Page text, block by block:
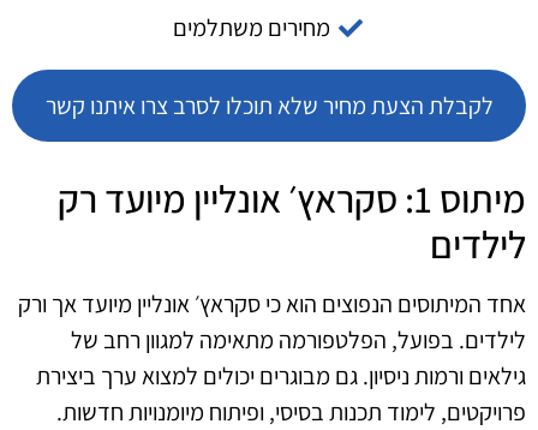
מחירים משתלמים
לקבלת הצעת מחיר שלא תוכלו לסרב צרו איתנו קשר
מיתוס 1: סקראץ׳ אונליין מיועד רק
לילדים
אחד המיתוסים הנפוצים הוא כי סקראץ׳ אונליין מיועד אך ורק
לילדים. בפועל, הפלטפורמה מתאימה למגוון רחב של
גילאים ורמות ניסיון. גם מבוגרים יכולים למצוא ערך ביצירת
פרויקטים, לימוד תכנות בסיסי, ופיתוח מיומנויות חדשות.